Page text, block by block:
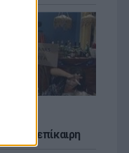
επίκαιρη